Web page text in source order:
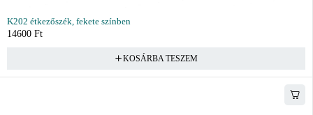
K202 étkezőszék, fekete színben
14600 Ft
KOSÁRBA TESZEM